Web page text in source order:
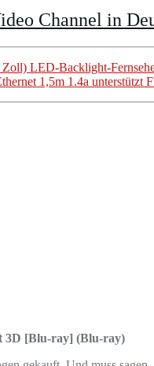
Channel in
LED-Backlight-
1,5m 1.4a unterstützt
3D [Blu-ray] (Blu-ray)